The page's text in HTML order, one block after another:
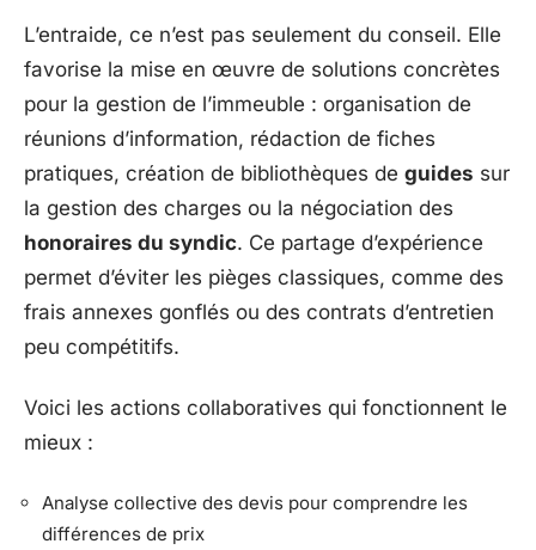
L’entraide, ce n’est pas seulement du conseil. Elle
favorise la mise en œuvre de solutions concrètes
pour la gestion de l’immeuble : organisation de
réunions d’information, rédaction de fiches
pratiques, création de bibliothèques de guides sur
la gestion des charges ou la négociation des
honoraires du syndic. Ce partage d’expérience
permet d’éviter les pièges classiques, comme des
frais annexes gonflés ou des contrats d’entretien
peu compétitifs.
Voici les actions collaboratives qui fonctionnent le
mieux :
Analyse collective des devis pour comprendre les
différences de prix